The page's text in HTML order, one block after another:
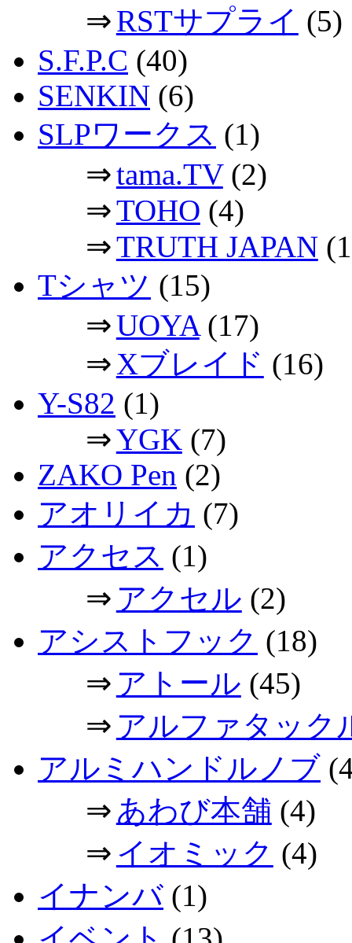
⇒RSTサプライ (5)
S.F.P.C (40)
SENKIN (6)
SLPワークス (1)
⇒tama.TV(2)
⇒TOHO (4)
⇒TRUTH JAPAN
Tシャツ (15)
⇒UOYA(17)
⇒Xブレイド (16)
Y-S82 (1)
⇒YGK (7)
ZAKO Pen (2)
アオリイカ (7)
アクセス (1)
⇒ アクセル (2)
アシストフック (18)
⇒ アトール (45)
⇒ アルファタック
アルミハンドルノブ
⇒ あわび本舗 (4)
⇒ イオミック (4)
イナンバ (1)